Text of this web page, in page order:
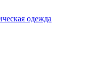
одежда